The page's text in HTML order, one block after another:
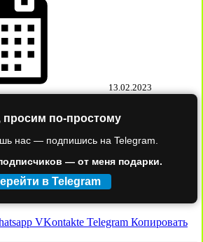
13.02.2023
просим по-простому
нас — подпишись на Telegram.
— от меня подарки.
в Telegram
VKontakte Telegram Копировать